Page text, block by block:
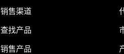
销售渠道
查找产品
销售产品